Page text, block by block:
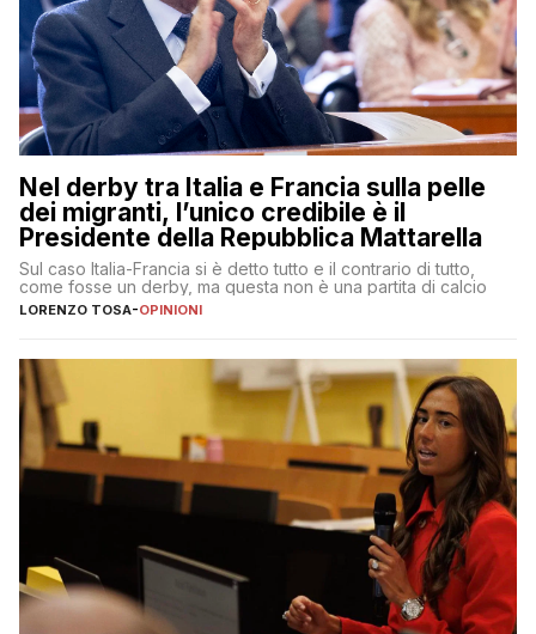
Nel derby tra Italia e Francia sulla pelle
dei migranti, l’unico credibile è il
Presidente della Repubblica Mattarella
Sul caso Italia-Francia si è detto tutto e il contrario di tutto,
come fosse un derby, ma questa non è una partita di calcio
LORENZO TOSA-OPINIONI